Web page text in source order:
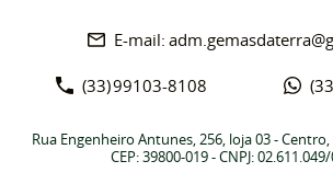
(33)99103-8108
Rua Engenheiro Antunes, 256, loja 03-
CEP: 39800-019- CNPJ: